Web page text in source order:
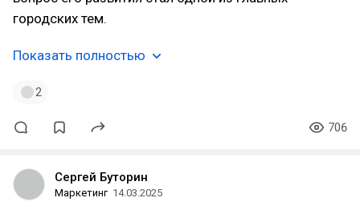
городских тем.
Показать полностью
2
706
Сергей Буторин
Маркетинг 14.03.2025